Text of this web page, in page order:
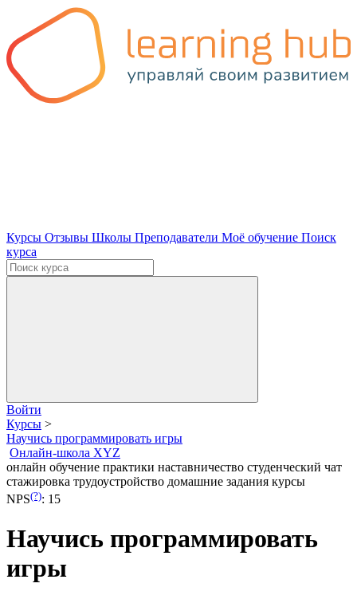
Курсы Отзывы Школы Преподаватели Моё обучение Поиск
курса
Войти
Курсы >
Научись программировать игры
Онлайн-школа XYZ
онлайн обучение практики наставничество студенческий чат
стажировка трудоустройство домашние задания курсы
NPS(?): 15
Научись программировать
игры